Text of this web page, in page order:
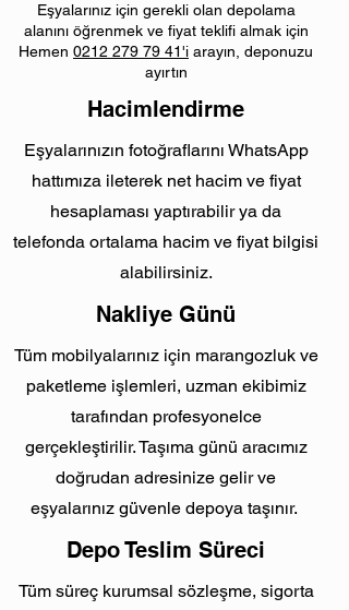
Eşyalarınız için gerekli olan depolama
alanını öğrenmek ve fiyat teklifi almak için
Hemen 0212 279 79 41'i arayın, deponuzu
ayırtın
Hacimlendirme
Eşyalarınızın fotoğraflarını WhatsApp
hattımıza ileterek net hacim ve fiyat
hesaplaması yaptırabilir ya da
telefonda ortalama hacim ve fiyat bilgisi
alabilirsiniz.
Nakliye Günü
Tüm mobilyalarınız için marangozluk ve
paketleme işlemleri, uzman ekibimiz
tarafından profesyonelce
gerçekleştirilir. Taşıma günü aracımız
doğrudan adresinize gelir ve
eşyalarınız güvenle depoya taşınır.
Depo Teslim Süreci
Tüm süreç kurumsal sözleşme, sigorta